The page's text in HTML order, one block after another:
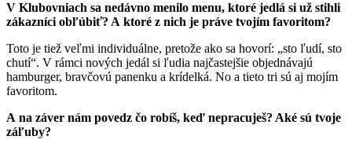
V Klubovniach sa nedávno menilo menu, ktoré jedlá si už stihli
zákazníci obľúbiť? A ktoré z nich je práve tvojím favoritom?
Toto je tiež veľmi individuálne, pretože ako sa hovorí: „sto ľudí, sto
chutí“. V rámci nových jedál si ľudia najčastejšie objednávajú
hamburger, bravčovú panenku a krídelká. No a tieto tri sú aj mojím
favoritom.
A na záver nám povedz čo robíš, keď nepracuješ? Aké sú tvoje
záľuby?